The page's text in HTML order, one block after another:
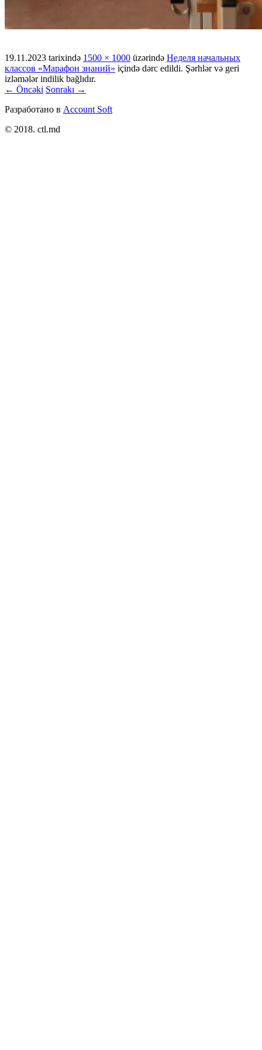
19.11.2023 tarixində 1500 × 1000 üzərində Неделя начальных
классов «Марафон знаний» içində dərc edildi. Şərhlər və geri
izləmələr indilik bağlıdır.
← Öncəki Sonrakı →
Разработано в Account Soft
© 2018. ctl.md